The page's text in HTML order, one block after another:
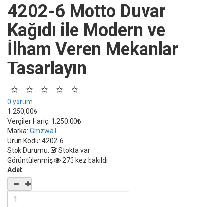
4202-6 Motto Duvar
Kağıdı ile Modern ve
İlham Veren Mekanlar
Tasarlayın
0 yorum
1.250,00₺
Vergiler Hariç: 1.250,00₺
Marka: Gmzwall
Ürün Kodu: 4202-6
Stok Durumu:
Stokta var
Görüntülenmiş
273 kez bakıldı
Adet